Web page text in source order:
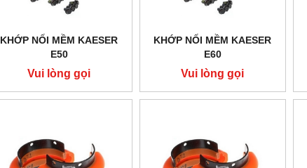
KHỚP NỐI MỀM KAESER
E50
Vui lòng gọi
KHỚP NỐI MỀM KAESER
E60
Vui lòng gọi